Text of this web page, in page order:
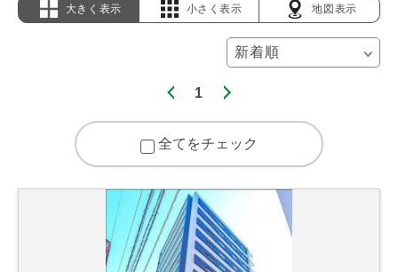
大きく表示 小さく表示 地図表示
1
全てをチェック